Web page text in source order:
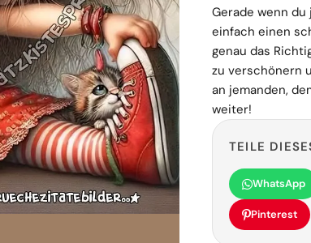
Gerade wenn
einfach einen
genau das
zu verschönern
an jemanden,
weiter!
TEILE
WhatsApp
Pinterest